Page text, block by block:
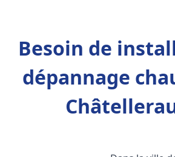
Besoin de
dépannage